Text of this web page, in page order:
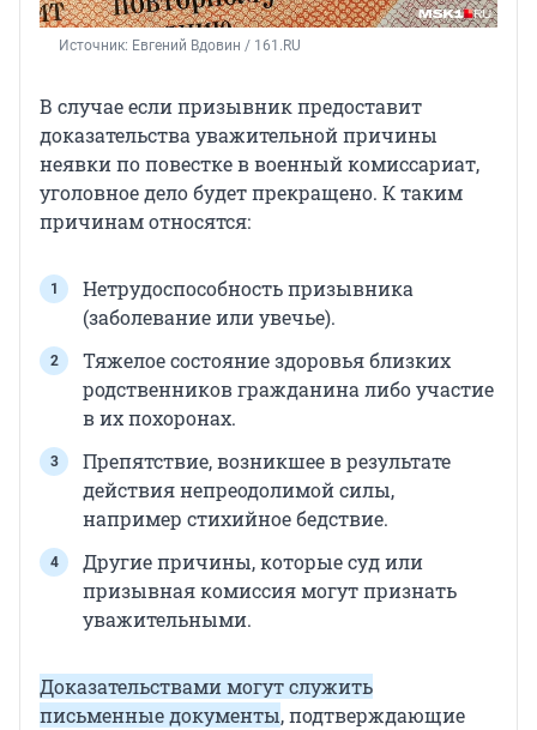
Источник: Евгений Вдовин / 161.RU
В случае если призывник предоставит
доказательства уважительной причины
неявки по повестке в военный комиссариат,
уголовное дело будет прекращено. К таким
причинам относятся:
Нетрудоспособность призывника
(заболевание или увечье).
Тяжелое состояние здоровья близких
родственников гражданина либо участие
в их похоронах.
Препятствие, возникшее в результате
действия непреодолимой силы,
например стихийное бедствие.
Другие причины, которые суд или
призывная комиссия могут признать
уважительными.
Доказательствами могут служить
письменные документы, подтверждающие